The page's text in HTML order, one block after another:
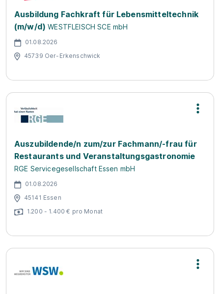
Ausbildung Fachkraft für Lebensmitteltechnik
(m/w/d) WESTFLEISCH SCE mbH
01.08.2026
45739 Oer-Erkenschwick
Auszubildende/n zum/zur Fachmann/-frau für
Restaurants und Veranstaltungsgastronomie
RGE Servicegesellschaft Essen mbH
01.08.2026
45141 Essen
1.200 - 1.400 € pro Monat